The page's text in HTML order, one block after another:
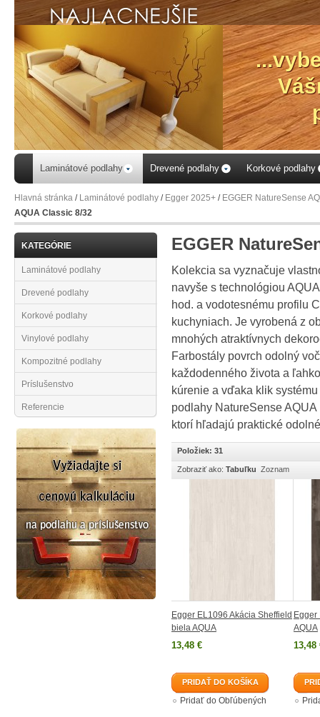
Laminátové podlahy Drevené podlahy Korkové podlahy
Hlavná stránka / Laminátové podlahy / Egger 2025+ / EGGER NatureSense
AQUA Classic 8/32
KATEGÓRIE
Laminátové podlahy
Drevené podlahy
Korkové podlahy
Vinylové podlahy
Kompozitné podlahy
Príslušenstvo
Referencie
EGGER
Kolekcia sa vyznačuje
navyše s technológiou
hod. a vodotesnému profilu
kuchyniach. Je vyrobená z
mnohých atraktívnych
Farbostály povrch odolný
každodenného života a
kúrenie a vďaka klik
podlahy NatureSense
ktorí hľadajú praktické
Položiek: 31
Zobraziť ako: Tabuľku Zoznam
Egger EL1096 Akácia Sheffield
biela AQUA
13,48 €
PRIDAŤ DO KOŠÍKA
Pridať do Obľúbených
AQUA
13,48